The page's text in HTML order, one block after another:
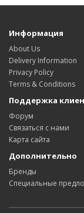
Информация
About Us
Delivery Information
Privacy Policy
Terms & Conditions
Поддержка
Форум
Связаться с нами
Карта сайта
Дополнительно
Бренды
Специальные